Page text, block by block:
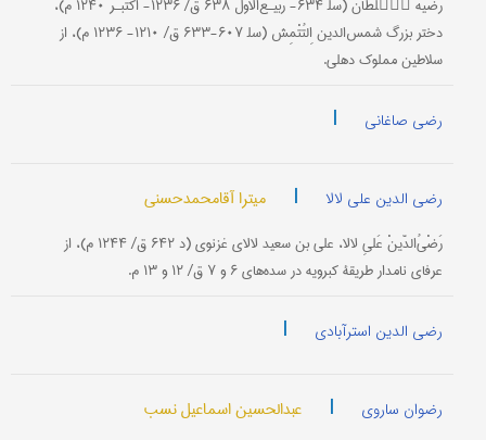
رَضیّه سُۘلْطان (سل‍ ۶۳۴- ربیـع‌الاول ۶۳۸ ق/ ۱۲۳۶- اکتبـر ۱۲۴۰ م)،
دختر بزرگ شمس‌الدین اِلتُتْمِش (سل‍ ۶۰۷-۶۳۳ ق/ ۱۲۱۰- ۱۲۳۶ م)، از
سلاطین مملوک دهلی.
رضی صاغانی |
رضی الدین علی لالا | میترا آقامحمدحسنی
رَضْیُ‌الدّینْ عَلیِ لالا، علی بن سعید لالای غزنوی (د ۶۴۲ ق/ ۱۲۴۴ م)، از
عرفای نامدار طریقۀ کبرویه در سده‌های ۶ و ۷ ق/ ۱۲ و ۱۳ م.
رضی الدین استرآبادی |
رضوان ساروی | عبدالحسین اسماعیل نسب